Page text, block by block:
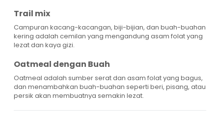
Trail mix
Campuran kacang-kacangan, biji-bijian, dan buah-buahan
kering adalah cemilan yang mengandung asam folat yang
lezat dan kaya gizi.
Oatmeal dengan Buah
Oatmeal adalah sumber serat dan asam folat yang bagus,
dan menambahkan buah-buahan seperti beri, pisang, atau
persik akan membuatnya semakin lezat.